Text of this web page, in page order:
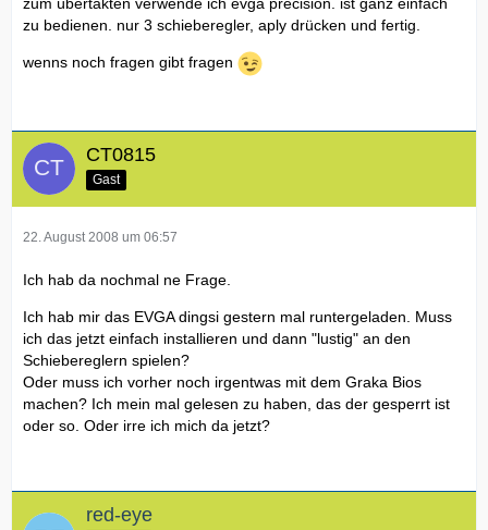
zu bedienen. nur 3 schieberegler, aply drücken und fertig.
wenns noch fragen gibt fragen
CT0815
Gast
22. August 2008 um 06:57
Ich hab da nochmal ne Frage.
Ich hab mir das EVGA dingsi gestern mal runtergeladen. Muss
ich das jetzt einfach installieren und dann "lustig" an den
Schiebereglern spielen?
Oder muss ich vorher noch irgentwas mit dem Graka Bios
machen? Ich mein mal gelesen zu haben, das der gesperrt ist
oder so. Oder irre ich mich da jetzt?
red-eye